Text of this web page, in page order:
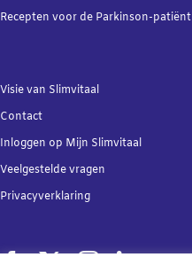
Recepten voor de Parkinson-patiënt
Visie van Slimvitaal
Contact
Inloggen op Mijn Slimvitaal
Veelgestelde vragen
Privacyverklaring